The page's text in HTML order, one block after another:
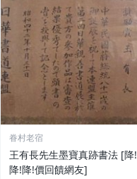
眷村老宿
王有長先生墨寶真跡書法 [降!
降!降!價回饋網友]